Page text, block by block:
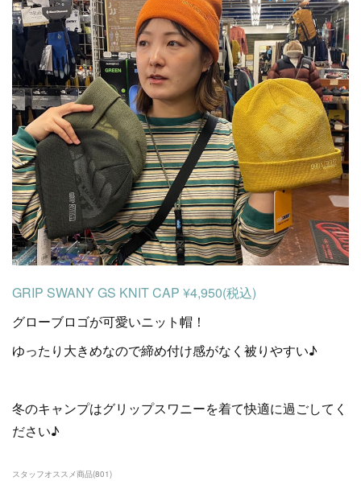
GRIP SWANY GS KNIT CAP ¥4,950(税込)
グローブロゴが可愛いニット帽！
ゆったり大きめなので締め付け感がなく被りやすい♪
冬のキャンプはグリップスワニーを着て快適に過ごしてく
ださい♪
スタッフオススメ商品(801)